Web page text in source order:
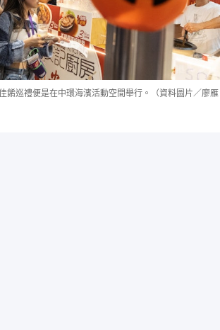
餚巡禮便是在中環海濱活動空間舉行。（資料圖片／廖雁